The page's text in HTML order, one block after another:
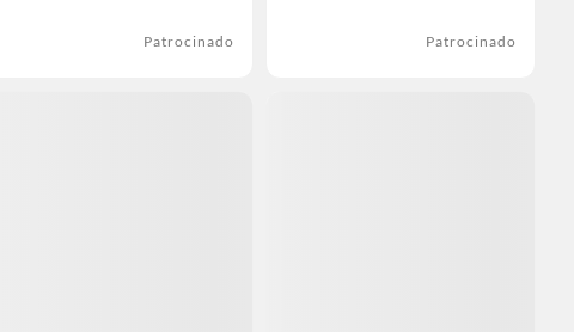
Patrocinado Patrocinado